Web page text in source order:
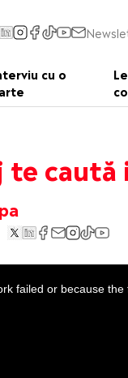
cu o
te caută
failed or because the